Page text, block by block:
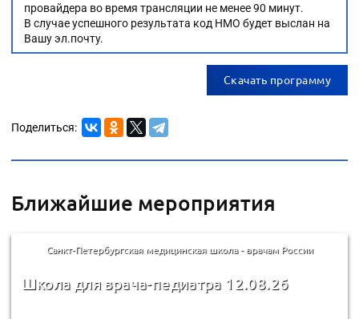
провайдера во время трансляции не менее 90 минут.
В случае успешного результата код НМО будет выслан на
Вашу эл.почту.
Скачать программу
Поделиться:
Ближайшие мероприятия
Санкт-Петербургская медицинская школа - врачам России
Школа для врача-педиатра 12.08.26